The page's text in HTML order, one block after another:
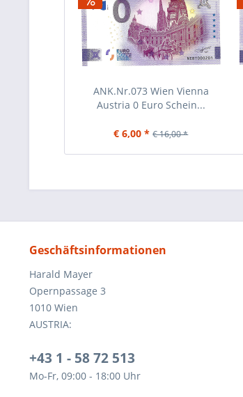
ANK.Nr.073 Wien Vienna
Austria 0 Euro Schein...
€ 6,00 * € 16,00 *
Geschäftsinformationen
Harald Mayer
Opernpassage 3
1010 Wien
AUSTRIA:
+43 1 - 58 72 513
Mo-Fr, 09:00 - 18:00 Uhr